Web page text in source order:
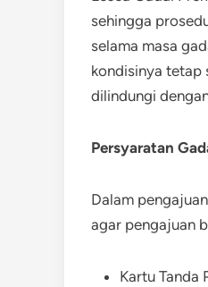
sehingga
selama masa
kondisinya tetap
dilindungi
Persyaratan
Dalam
agar pengajuan
Kartu Tanda